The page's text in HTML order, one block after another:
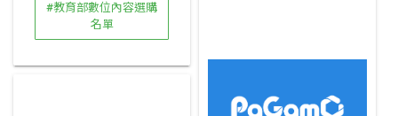
#教育部數位內容選購
名單